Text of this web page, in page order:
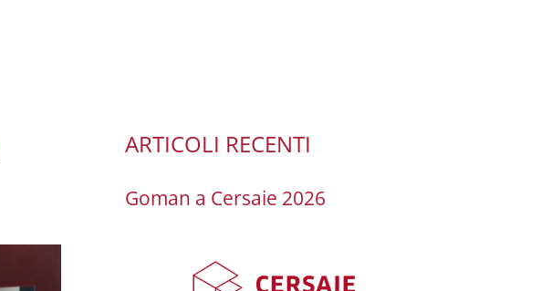
ARTICOLI RECENTI
Goman a Cersaie 2026